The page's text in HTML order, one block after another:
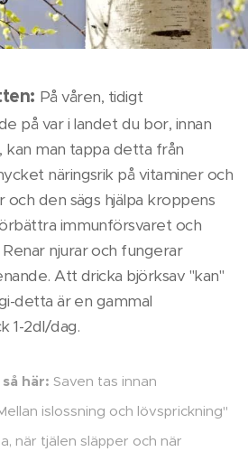
På våren, tidigt
på var i landet du bor, innan
kan man tappa detta från
näringsrik på vitaminer och
och den sägs hjälpa kroppens
immunförsvaret och
njurar och fungerar
Att dricka björksav "kan"
detta är en gammal
1-2dl/dag.
här: Saven tas innan
islossning och lövsprickning"
när tjälen släpper och när